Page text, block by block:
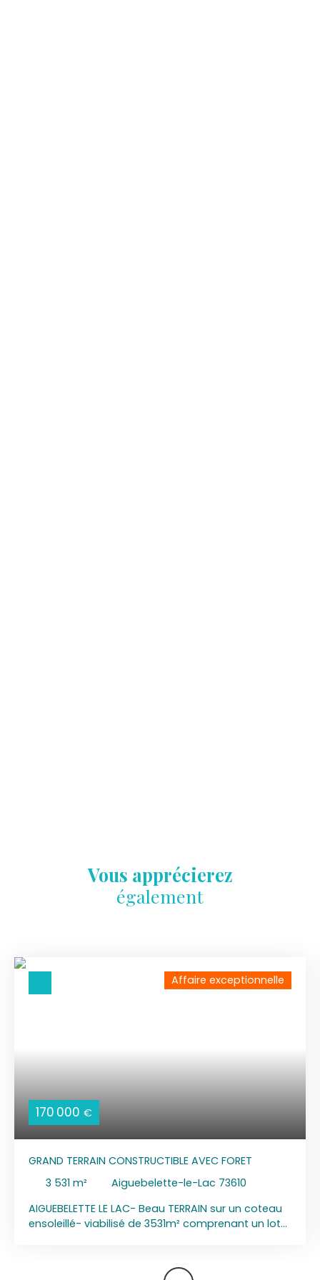
Vous apprécierez
également
170 000 €
Affaire exceptionnelle
GRAND TERRAIN CONSTRUCTIBLE AVEC FORET
3 531 m²
Aiguebelette-le-Lac 73610
AIGUEBELETTE LE LAC- Beau TERRAIN sur un coteau
ensoleillé- viabilisé de 3531m² comprenant un lot
partie d'un permis d'aménager viabilisé avec eau,